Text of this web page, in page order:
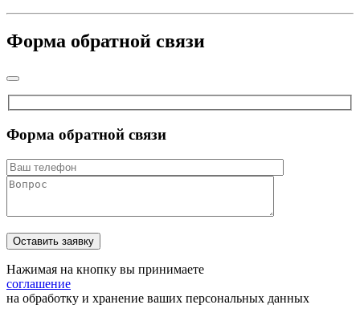
Форма обратной связи
Форма обратной связи
Нажимая на кнопку вы принимаете
соглашение
на обработку и хранение ваших персональных данных